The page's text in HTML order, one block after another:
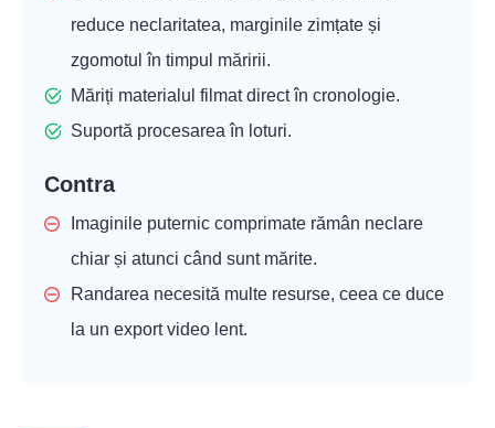
reduce neclaritatea, marginile zimțate și
zgomotul în timpul măririi.
Măriți materialul filmat direct în cronologie.
Suportă procesarea în loturi.
Contra
Imaginile puternic comprimate rămân neclare
chiar și atunci când sunt mărite.
Randarea necesită multe resurse, ceea ce duce
la un export video lent.